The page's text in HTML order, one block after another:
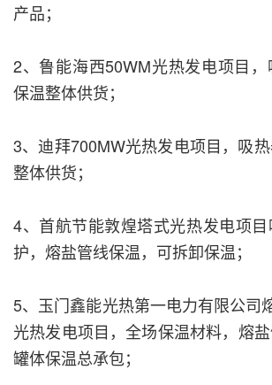
产品；
2、鲁能海西50WM光热发电项目
保温整体供货；
3、迪拜700MW光热发电项目，吸
整体供货；
4、首航节能敦煌塔式光热发电项
护，熔盐管线保温，可拆卸保温；
5、玉门鑫能光热第一电力有限公司
光热发电项目，全场保温材料，熔
罐体保温总承包；